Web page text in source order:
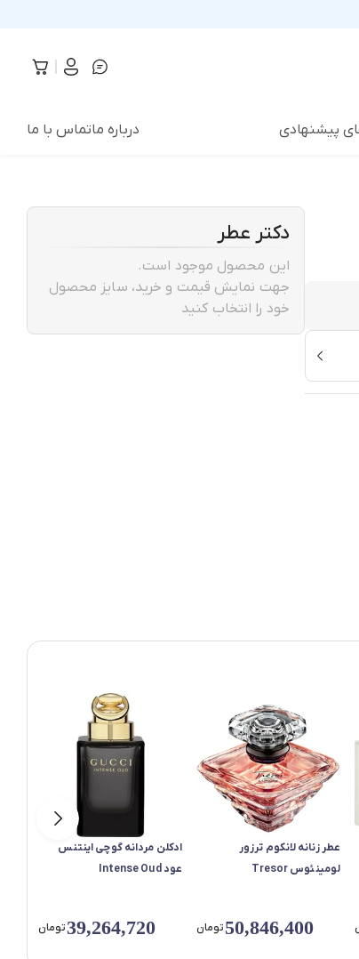
پیشنهادی درباره ماتماس با ما
دکتر عطر
این محصول موجود است.
جهت نمایش قیمت و خرید، سایز محصول
خود را انتخاب کنید
عطر زنانه لانکوم ترزور
لومینئوس Tresor
50,846,400تومان
ادکلن مردانه گوچی اینتنس
عود Intense Oud
39,264,720تومان